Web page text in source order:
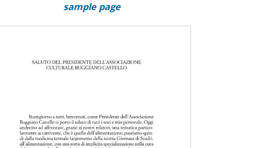
sample page